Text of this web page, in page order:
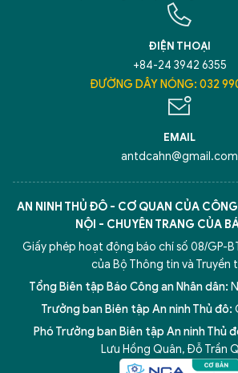
ĐIỆN THOẠI
+84-24 3942 6355
ĐƯỜNG DÂY NÓNG: 032
EMAIL
antdcahn@gmail.com
AN NINH THỦ ĐÔ - CƠ QUAN CỦA
NỘI - CHUYÊN TRANG CỦA
Giấy phép hoạt động báo chí số 08/GP-
của Bộ Thông tin và Truyền
Tổng Biên tập Báo Công an Nhân dân:
Trưởng ban Biên tập An ninh Thủ đô:
Phó Trưởng ban Biên tập An ninh Thủ
Lưu Hồng Quân, Đỗ Trần
5 điểm nghẽn của Hà Nội giải